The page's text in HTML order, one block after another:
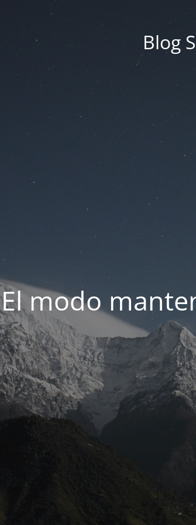
Blog
El modo